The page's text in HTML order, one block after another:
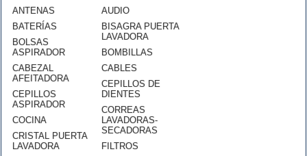
ANTENAS
BATERÍAS
BOLSAS
ASPIRADOR
CABEZAL
AFEITADORA
CEPILLOS
ASPIRADOR
COCINA
CRISTAL PUERTA
LAVADORA
AUDIO
BISAGRA PUERTA
LAVADORA
BOMBILLAS
CABLES
CEPILLOS DE
DIENTES
CORREAS
LAVADORAS-
SECADORAS
FILTROS